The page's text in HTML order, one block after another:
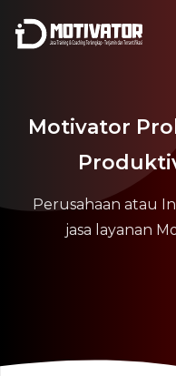
Motivator
Perusahaan atau
jasa layanan